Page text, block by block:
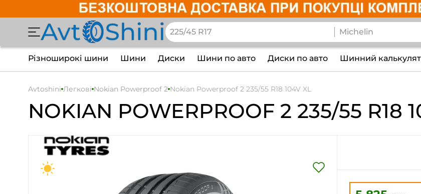
Різноширокі шини Шини Диски Шини по авто Диски по авто Шинний
Avtoshini Легкові Nokian Powerproof 2 Nokian Powerproof 2 235/55 R18 104V XL
NOKIAN POWERPROOF 2 235/55 R18